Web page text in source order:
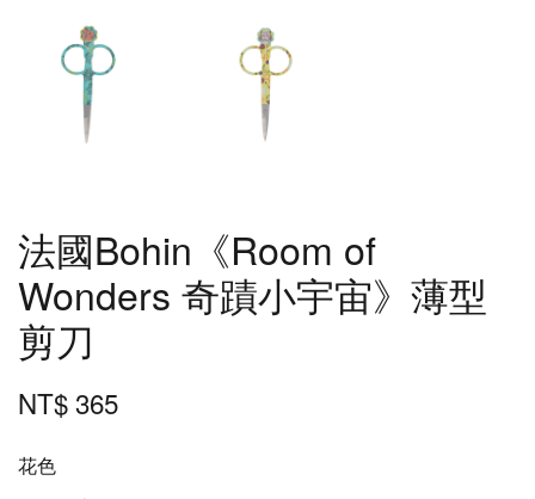
法國Bohin《Room of
Wonders 奇蹟小宇宙》薄型
剪刀
NT$ 365
花色